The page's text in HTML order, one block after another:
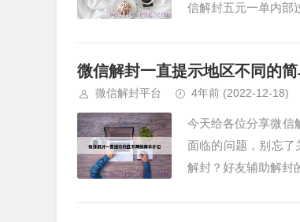
信解封五元一单内部
微信解封一直提示地区不同的
微信解封平台 4年前 (2022-12-18)
今天给各位分享微信
面临的问题，别忘了
解封？好友辅助解封